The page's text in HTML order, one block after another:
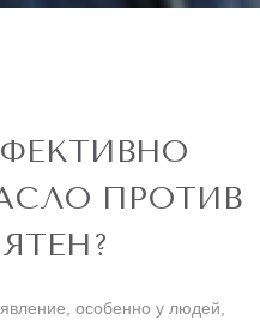
ПРОТИВ
особенно у людей,